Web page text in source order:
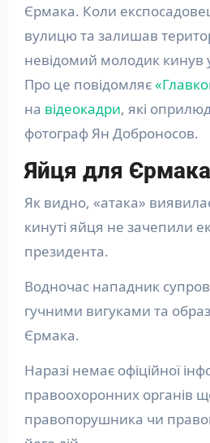
Єрмака. Коли
вулицю та залишав
невідомий молодик кинув
Про це повідомляє
на відеокадри, які
фотограф Ян Доброносов.
Яйця для Єрмака
Як видно, «атака»
кинуті яйця не зачепили
президента.
Водночас нападник
гучними вигуками та
Єрмака.
Наразі немає офіційної
правоохоронних органів
правопорушника чи